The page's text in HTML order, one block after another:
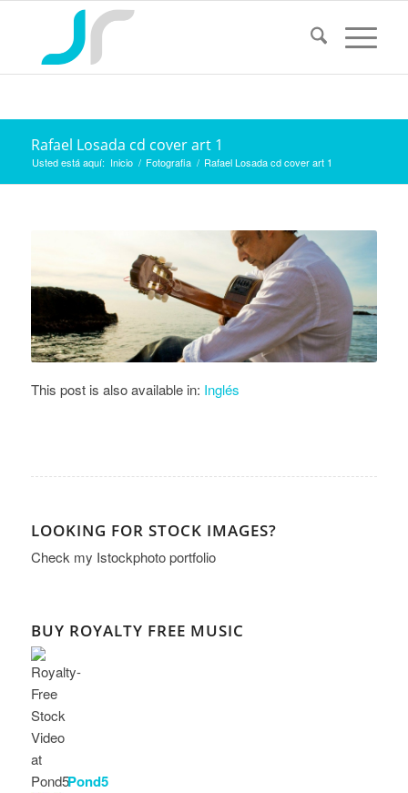
Rafael Losada cd cover art 1
Usted está aquí: Inicio / Fotografia / Rafael Losada cd cover art 1
This post is also available in: Inglés
LOOKING FOR STOCK IMAGES?
Check my Istockphoto portfolio
BUY ROYALTY FREE MUSIC
Pond5